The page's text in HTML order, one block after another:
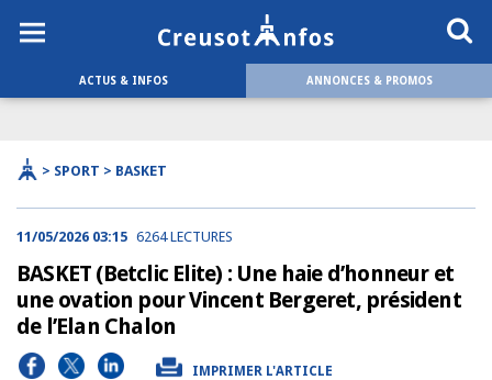
ACTUS & INFOS ANNONCES & PROMOS
> SPORT > BASKET
11/05/2026 03:15 6264 LECTURES
BASKET (Betclic Elite) : Une haie d’honneur et
une ovation pour Vincent Bergeret, président
de l’Elan Chalon
IMPRIMER L'ARTICLE